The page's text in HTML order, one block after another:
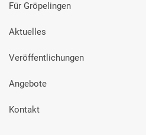
Für Gröpelingen
Aktuelles
Veröffentlichungen
Angebote
Kontakt